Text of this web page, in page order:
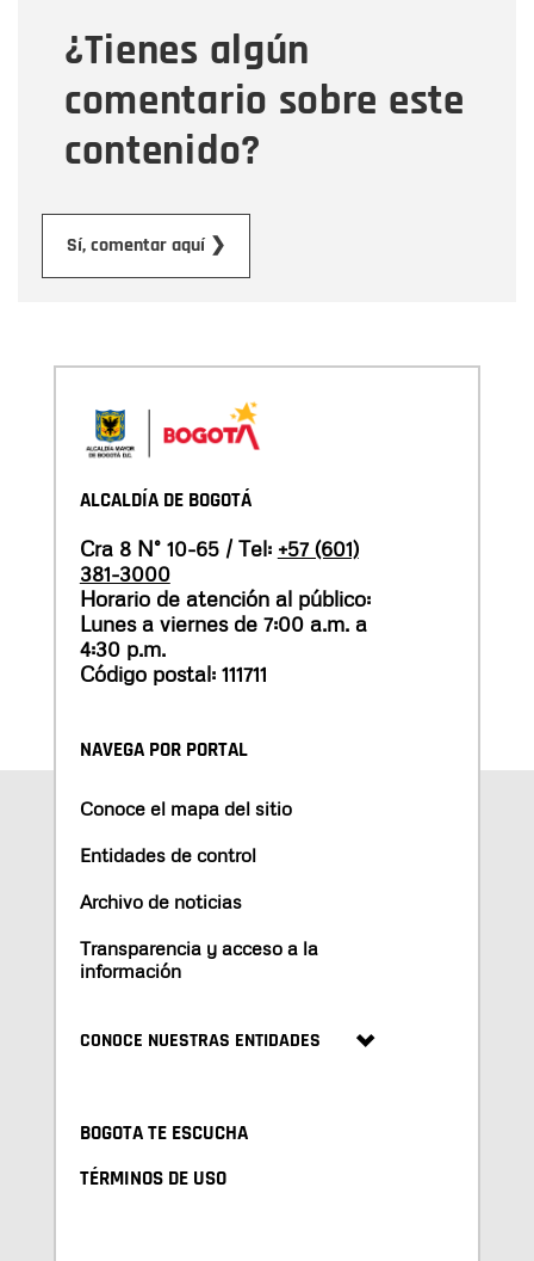
¿Tienes algún
comentario sobre este
contenido?
Sí, comentar aquí ❯
Mensaje
ALCALDÍA DE BOGOTÁ
Cra 8 N° 10-65 / Tel: +57 (601)
381-3000
Horario de atención al público:
Lunes a viernes de 7:00 a.m. a
4:30 p.m.
Código postal: 111711
NAVEGA POR PORTAL
Conoce el mapa del sitio
Entidades de control
Archivo de noticias
Transparencia y acceso a la
información
CONOCE NUESTRAS ENTIDADES
BOGOTA TE ESCUCHA
TÉRMINOS DE USO